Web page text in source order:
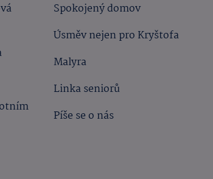
Spokojený domov
Úsměv nejen pro Kryštofa
Malyra
Linka seniorů
Píše se o nás